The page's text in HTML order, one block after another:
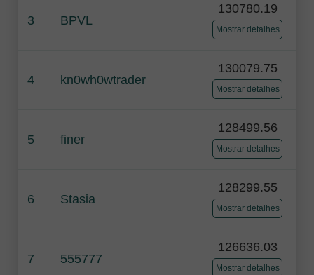
3 BPVL
130780.19
Mostrar detalhes
4 kn0wh0wtrader
130079.75
Mostrar detalhes
5 finer
128499.56
Mostrar detalhes
6 Stasia
128299.55
Mostrar detalhes
7 555777
126636.03
Mostrar detalhes